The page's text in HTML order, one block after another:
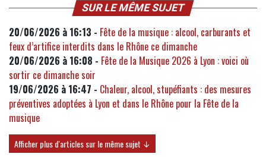
SUR LE MÊME SUJET
20/06/2026 à 16:13 - Fête de la musique : alcool, carburants et
feux d’artifice interdits dans le Rhône ce dimanche
20/06/2026 à 16:08 - Fête de la Musique 2026 à Lyon : voici où
sortir ce dimanche soir
19/06/2026 à 16:47 - Chaleur, alcool, stupéfiants : des mesures
préventives adoptées à Lyon et dans le Rhône pour la Fête de la
musique
Afficher plus d'articles sur le même sujet ↓